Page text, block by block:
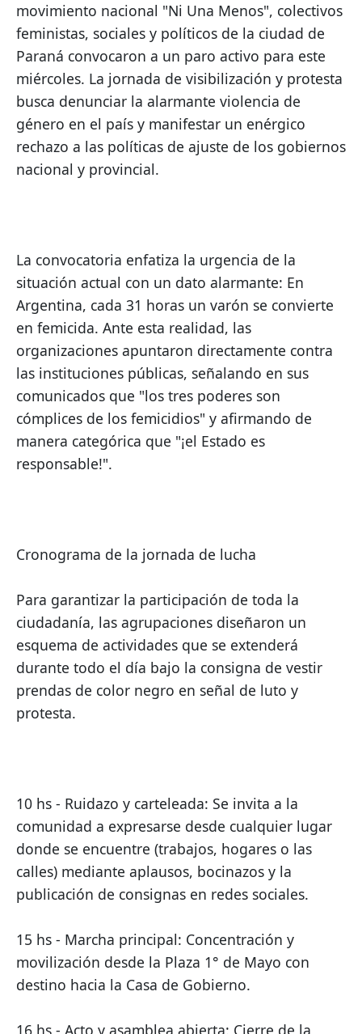
movimiento nacional "Ni Una Menos", colectivos
feministas, sociales y políticos de la ciudad de
Paraná convocaron a un paro activo para este
miércoles. La jornada de visibilización y protesta
busca denunciar la alarmante violencia de
género en el país y manifestar un enérgico
rechazo a las políticas de ajuste de los gobiernos
nacional y provincial.
La convocatoria enfatiza la urgencia de la
situación actual con un dato alarmante: En
Argentina, cada 31 horas un varón se convierte
en femicida. Ante esta realidad, las
organizaciones apuntaron directamente contra
las instituciones públicas, señalando en sus
comunicados que "los tres poderes son
cómplices de los femicidios" y afirmando de
manera categórica que "¡el Estado es
responsable!".
Cronograma de la jornada de lucha
Para garantizar la participación de toda la
ciudadanía, las agrupaciones diseñaron un
esquema de actividades que se extenderá
durante todo el día bajo la consigna de vestir
prendas de color negro en señal de luto y
protesta.
10 hs - Ruidazo y carteleada: Se invita a la
comunidad a expresarse desde cualquier lugar
donde se encuentre (trabajos, hogares o las
calles) mediante aplausos, bocinazos y la
publicación de consignas en redes sociales.
15 hs - Marcha principal: Concentración y
movilización desde la Plaza 1° de Mayo con
destino hacia la Casa de Gobierno.
16 hs - Acto y asamblea abierta: Cierre de la